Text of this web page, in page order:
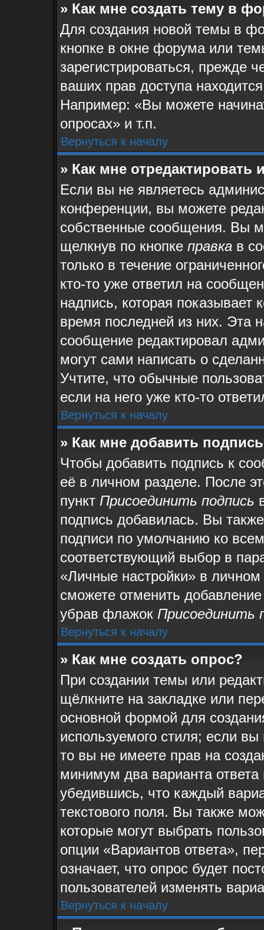
» Как мне создать тему в
Для создания новой темы в
кнопке в окне форума или
зарегистрироваться, прежде
ваших прав доступа
Например: «Вы можете
опросах» и т.п.
Вернуться к началу
» Как мне отредактировать
Если вы не являетесь
конференции, вы можете
собственные сообщения. Вы
щелкнув по кнопке правка в
только в течение
кто-то уже ответил на
надпись, которая показывает
время последней из них. Эта
сообщение редактировал
могут сами написать о
Учтите, что обычные
если на него уже кто-то
Вернуться к началу
» Как мне добавить
Чтобы добавить подпись к
её в личном разделе. После
пункт Присоединить подпись
подпись добавилась. Вы
подписи по умолчанию ко
соответствующий выбор в
«Личные настройки» в
сможете отменить
убрав флажок Присоединить
Вернуться к началу
» Как мне создать опрос?
При создании темы или
щёлкните на закладке или
основной формой для
используемого стиля; если
то вы не имеете прав на
минимум два варианта
убедившись, что каждый
текстового поля. Вы также
которые могут выбрать
опции «Вариантов ответа»,
означает, что опрос будет
пользователей изменять
Вернуться к началу